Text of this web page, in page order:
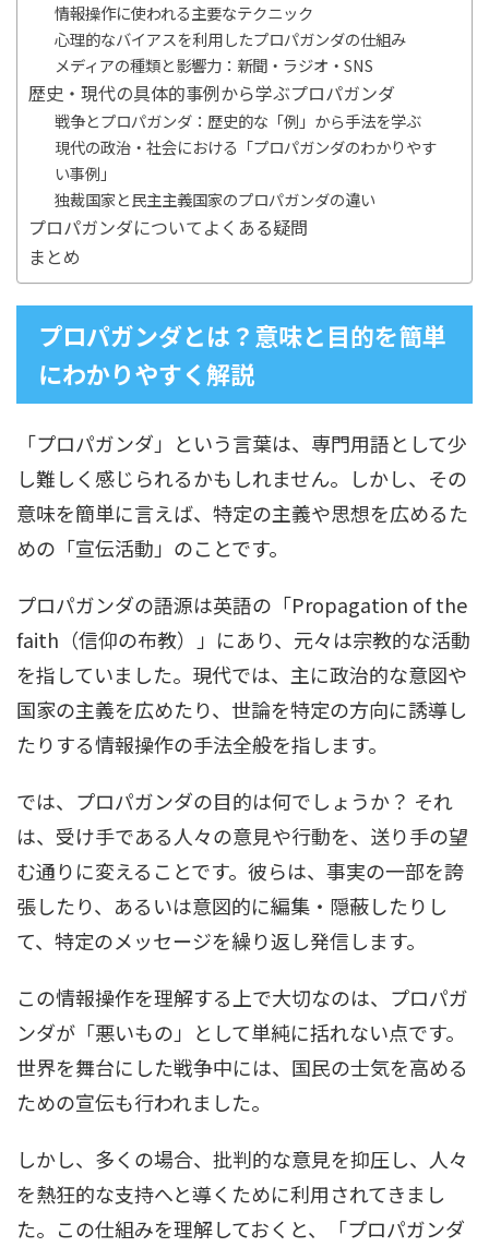
情報操作に使われる主要なテクニック
心理的なバイアスを利用したプロパガンダの仕組み
メディアの種類と影響力：新聞・ラジオ・SNS
歴史・現代の具体的事例から学ぶプロパガンダ
戦争とプロパガンダ：歴史的な「例」から手法を学ぶ
現代の政治・社会における「プロパガンダのわかりやす
い事例」
独裁国家と民主主義国家のプロパガンダの違い
プロパガンダについてよくある疑問
まとめ
プロパガンダとは？意味と目的を簡単
にわかりやすく解説
「プロパガンダ」という言葉は、専門用語として少
し難しく感じられるかもしれません。しかし、その
意味を簡単に言えば、特定の主義や思想を広めるた
めの「宣伝活動」のことです。
プロパガンダの語源は英語の「Propagation of the
faith（信仰の布教）」にあり、元々は宗教的な活動
を指していました。現代では、主に政治的な意図や
国家の主義を広めたり、世論を特定の方向に誘導し
たりする情報操作の手法全般を指します。
では、プロパガンダの目的は何でしょうか？ それ
は、受け手である人々の意見や行動を、送り手の望
む通りに変えることです。彼らは、事実の一部を誇
張したり、あるいは意図的に編集・隠蔽したりし
て、特定のメッセージを繰り返し発信します。
この情報操作を理解する上で大切なのは、プロパガ
ンダが「悪いもの」として単純に括れない点です。
世界を舞台にした戦争中には、国民の士気を高める
ための宣伝も行われました。
しかし、多くの場合、批判的な意見を抑圧し、人々
を熱狂的な支持へと導くために利用されてきまし
た。この仕組みを理解しておくと、「プロパガンダ